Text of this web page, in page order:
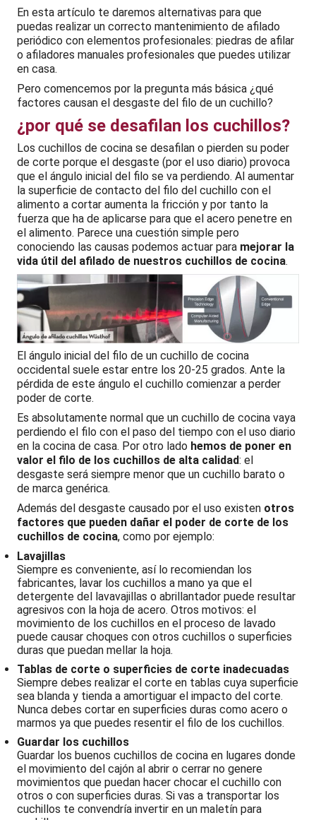
En esta artículo te daremos alternativas para que
puedas realizar un correcto mantenimiento de afilado
periódico con elementos profesionales: piedras de afilar
o afiladores manuales profesionales que puedes utilizar
en casa.
Pero comencemos por la pregunta más básica ¿qué
factores causan el desgaste del filo de un cuchillo?
¿por qué se desafilan los cuchillos?
Los cuchillos de cocina se desafilan o pierden su poder
de corte porque el desgaste (por el uso diario) provoca
que el ángulo inicial del filo se va perdiendo. Al aumentar
la superficie de contacto del filo del cuchillo con el
alimento a cortar aumenta la fricción y por tanto la
fuerza que ha de aplicarse para que el acero penetre en
el alimento. Parece una cuestión simple pero
conociendo las causas podemos actuar para mejorar la
vida útil del afilado de nuestros cuchillos de cocina.
El ángulo inicial del filo de un cuchillo de cocina
occidental suele estar entre los 20-25 grados. Ante la
pérdida de este ángulo el cuchillo comienzar a perder
poder de corte.
Es absolutamente normal que un cuchillo de cocina vaya
perdiendo el filo con el paso del tiempo con el uso diario
en la cocina de casa. Por otro lado hemos de poner en
valor el filo de los cuchillos de alta calidad: el
desgaste será siempre menor que un cuchillo barato o
de marca genérica.
Además del desgaste causado por el uso existen otros
factores que pueden dañar el poder de corte de los
cuchillos de cocina, como por ejemplo:
Lavajillas
Siempre es conveniente, así lo recomiendan los
fabricantes, lavar los cuchillos a mano ya que el
detergente del lavavajillas o abrillantador puede resultar
agresivos con la hoja de acero. Otros motivos: el
movimiento de los cuchillos en el proceso de lavado
puede causar choques con otros cuchillos o superficies
duras que puedan mellar la hoja.
Tablas de corte o superficies de corte inadecuadas
Siempre debes realizar el corte en tablas cuya superficie
sea blanda y tienda a amortiguar el impacto del corte.
Nunca debes cortar en superficies duras como acero o
marmos ya que puedes resentir el filo de los cuchillos.
Guardar los cuchillos
Guardar los buenos cuchillos de cocina en lugares donde
el movimiento del cajón al abrir o cerrar no genere
movimientos que puedan hacer chocar el cuchillo con
otros o con superficies duras. Si vas a transportar los
cuchillos te convendría invertir en un maletín para